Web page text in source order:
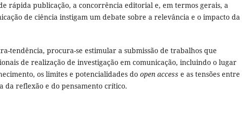
rápida publicação, a concorrência editorial e, em termos gerais, a
de ciência instigam um debate sobre a relevância e o impacto da
tendência, procura-se estimular a submissão de trabalhos que
de realização de investigação em comunicação, incluindo o lugar
os limites e potencialidades do open access e as tensões entre
da reflexão e do pensamento crítico.